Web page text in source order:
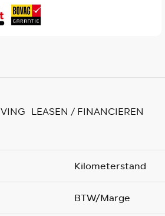
LEASEN / FINANCIEREN
Kilometerstand
BTW/Marge